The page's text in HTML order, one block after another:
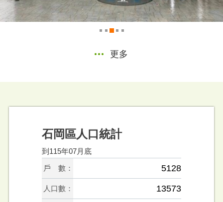
更多
石岡區人口統計
到115年07月底
戶 數：
5128
人口數： 13573